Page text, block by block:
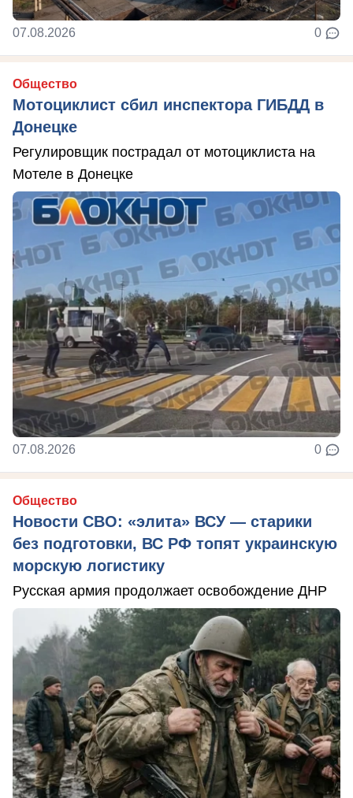
07.08.2026 0
Общество
Мотоциклист сбил инспектора ГИБДД в
Донецке
Регулировщик пострадал от мотоциклиста на
Мотеле в Донецке
07.08.2026 0
Общество
Новости СВО: «элита» ВСУ — старики
без подготовки, ВС РФ топят украинскую
морскую логистику
Русская армия продолжает освобождение ДНР